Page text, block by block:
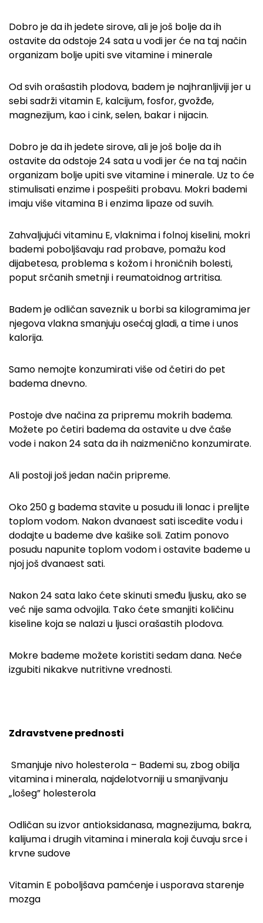
Dobro je da ih jedete sirove, ali je još bolje da ih
ostavite da odstoje 24 sata u vodi jer će na taj način
organizam bolje upiti sve vitamine i minerale
Od svih orašastih plodova, badem je najhranljiviji jer u
sebi sadrži vitamin E, kalcijum, fosfor, gvožđe,
magnezijum, kao i cink, selen, bakar i nijacin.
Dobro je da ih jedete sirove, ali je još bolje da ih
ostavite da odstoje 24 sata u vodi jer će na taj način
organizam bolje upiti sve vitamine i minerale. Uz to će
stimulisati enzime i pospešiti probavu. Mokri bademi
imaju više vitamina B i enzima lipaze od suvih.
Zahvaljujući vitaminu E, vlaknima i folnoj kiselini, mokri
bademi poboljšavaju rad probave, pomažu kod
dijabetesa, problema s kožom i hroničnih bolesti,
poput srčanih smetnji i reumatoidnog artritisa.
Badem je odličan saveznik u borbi sa kilogramima jer
njegova vlakna smanjuju osećaj gladi, a time i unos
kalorija.
Samo nemojte konzumirati više od četiri do pet
badema dnevno.
Postoje dve načina za pripremu mokrih badema.
Možete po četiri badema da ostavite u dve čaše
vode i nakon 24 sata da ih naizmenično konzumirate.
Ali postoji još jedan način pripreme.
Oko 250 g badema stavite u posudu ili lonac i prelijte
toplom vodom. Nakon dvanaest sati iscedite vodu i
dodajte u bademe dve kašike soli. Zatim ponovo
posudu napunite toplom vodom i ostavite bademe u
njoj još dvanaest sati.
Nakon 24 sata lako ćete skinuti smeđu ljusku, ako se
već nije sama odvojila. Tako ćete smanjiti količinu
kiseline koja se nalazi u ljusci orašastih plodova.
Mokre bademe možete koristiti sedam dana. Neće
izgubiti nikakve nutritivne vrednosti.
Zdravstvene prednosti
Smanjuje nivo holesterola – Bademi su, zbog obilja
vitamina i minerala, najdelotvorniji u smanjivanju
„lošeg” holesterola
Odličan su izvor antioksidanasa, magnezijuma, bakra,
kalijuma i drugih vitamina i minerala koji čuvaju srce i
krvne sudove
Vitamin E poboljšava pamćenje i usporava starenje
mozga